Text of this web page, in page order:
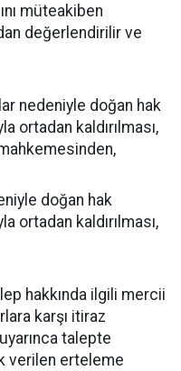
müteakiben
değerlendirilir ve
nedeniyle doğan hak
ortadan kaldırılması,
doğan hak
ortadan kaldırılması,
hakkında ilgili mercii
karşı itiraz
talepte
verilen erteleme